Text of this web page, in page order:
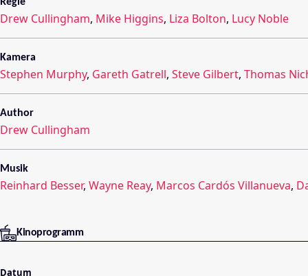
Drew Cullingham, Mike Higgins, Liza Bolton, Lucy Noble
Kamera
Stephen Murphy, Gareth Gatrell, Steve Gilbert, Thomas
Author
Drew Cullingham
Musik
Reinhard Besser, Wayne Reay, Marcos Cardós Villanueva,
Kinoprogramm
Datum